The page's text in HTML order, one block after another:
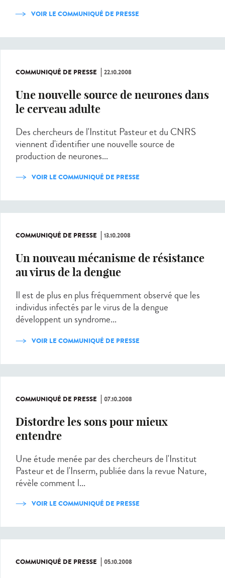
VOIR LE COMMUNIQUÉ DE PRESSE
COMMUNIQUÉ DE PRESSE 22.10.2008
Une nouvelle source de neurones dans
le cerveau adulte
Des chercheurs de l'Institut Pasteur et du CNRS
viennent d'identifier une nouvelle source de
production de neurones...
VOIR LE COMMUNIQUÉ DE PRESSE
COMMUNIQUÉ DE PRESSE 13.10.2008
Un nouveau mécanisme de résistance
au virus de la dengue
Il est de plus en plus fréquemment observé que les
individus infectés par le virus de la dengue
développent un syndrome...
VOIR LE COMMUNIQUÉ DE PRESSE
COMMUNIQUÉ DE PRESSE 07.10.2008
Distordre les sons pour mieux
entendre
Une étude menée par des chercheurs de l'Institut
Pasteur et de l'Inserm, publiée dans la revue Nature,
révèle comment l...
VOIR LE COMMUNIQUÉ DE PRESSE
COMMUNIQUÉ DE PRESSE 05.10.2008